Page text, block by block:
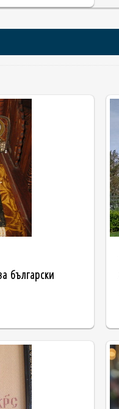
български